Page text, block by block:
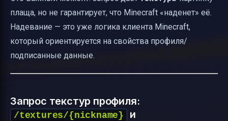
плаща, но не гарантирует, что Minecraft «наденет» её.
Надевание — это уже логика клиента Minecraft,
который ориентируется на свойства профиля/
подписанные данные.
Запрос текстур профиля:
/textures/{nickname} и